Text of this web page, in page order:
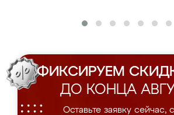
ФИКСИРУЕМ
ДО КОНЦА
Оставьте заявку сейчас,